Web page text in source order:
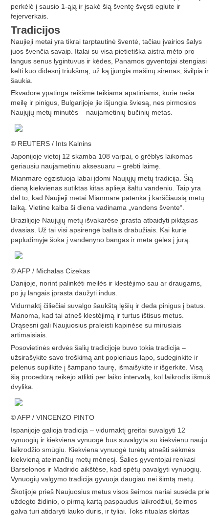
perkėlė į sausio 1-ąją ir įsakė šią šventę švęsti eglute ir
fejerverkais.
Tradicijos
Naujieji metai yra tikrai tarptautinė šventė, tačiau įvairios šalys
juos švenčia savaip. Italai su visa pietietiška aistra mėto pro
langus senus lygintuvus ir kėdes, Panamos gyventojai stengiasi
kelti kuo didesnį triukšmą, už ką įjungia mašinų sirenas, švilpia ir
šaukia.
Ekvadore ypatinga reikšmė teikiama apatiniams, kurie neša
meilę ir pinigus, Bulgarijoje jie išjungia šviesą, nes pirmosios
Naujųjų metų minutės – naujametinių bučinių metas.
© REUTERS / Ints Kalnins
Japonijoje vietoj 12 skamba 108 varpai, o grėblys laikomas
geriausiu naujametiniu aksesuaru – grėbti laimę.
Mianmare egzistuoja labai įdomi Naujųjų metų tradicija. Šią
dieną kiekvienas sutiktas kitas aplieja šaltu vandeniu. Taip yra
dėl to, kad Naujieji metai Mianmare patenka į karščiausią metų
laiką. Vietine kalba ši diena vadinama „vandens švente“.
Brazilijoje Naujųjų metų išvakarėse įprasta atbaidyti piktąsias
dvasias. Už tai visi apsirengė baltais drabužiais. Kai kurie
paplūdimyje šoka į vandenyno bangas ir meta gėles į jūrą.
© AFP / Michalas Cizekas
Danijoje, norint palinkėti meilės ir klestėjimo sau ar draugams,
po jų langais įprasta daužyti indus.
Vidurnaktį čiliečiai suvalgo šaukštą lęšių ir deda pinigus į batus.
Manoma, kad tai atneš klestėjimą ir turtus ištisus metus.
Drąsesni gali Naujuosius praleisti kapinėse su mirusiais
artimaisiais.
Posovietinės erdvės šalių tradicijoje buvo tokia tradicija –
užsirašykite savo troškimą ant popieriaus lapo, sudeginkite ir
pelenus supilkite į šampano taurę, išmaišykite ir išgerkite. Visą
šią procedūrą reikėjo atlikti per laiko intervalą, kol laikrodis išmuš
dvylika.
© AFP / VINCENZO PINTO
Ispanijoje galioja tradicija – vidurnaktį greitai suvalgyti 12
vynuogių ir kiekviena vynuogė bus suvalgyta su kiekvienu nauju
laikrodžio smūgiu. Kiekviena vynuogė turėtų atnešti sėkmės
kiekvieną ateinančių metų mėnesį. Šalies gyventojai renkasi
Barselonos ir Madrido aikštėse, kad spėtų pavalgyti vynuogių.
Vynuogių valgymo tradicija gyvuoja daugiau nei šimtą metų.
Škotijoje prieš Naujuosius metus visos šeimos nariai susėda prie
uždegto židinio, o pirmą kartą paspaudus laikrodžiui, šeimos
galva turi atidaryti lauko duris, ir tyliai. Toks ritualas skirtas